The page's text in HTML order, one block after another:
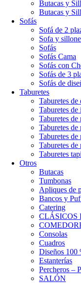
Butacas y
Butacas y
Sofás
Sofá de 2
Sofa y
Sofás
Sofás Cama
Sofás con
Sofás de 3
Sofás de
Taburetes
Taburetes de
Taburetes de
Taburetes de
Taburetes
Taburetes de
Taburetes
Taburetes
Otros
Butacas
Tumbonas
Apliques de
Bancos y
Catering
CLÁSICOS
Consolas
Cuadros
Diseños 100
Estanterías
Percheros –
SALÓN